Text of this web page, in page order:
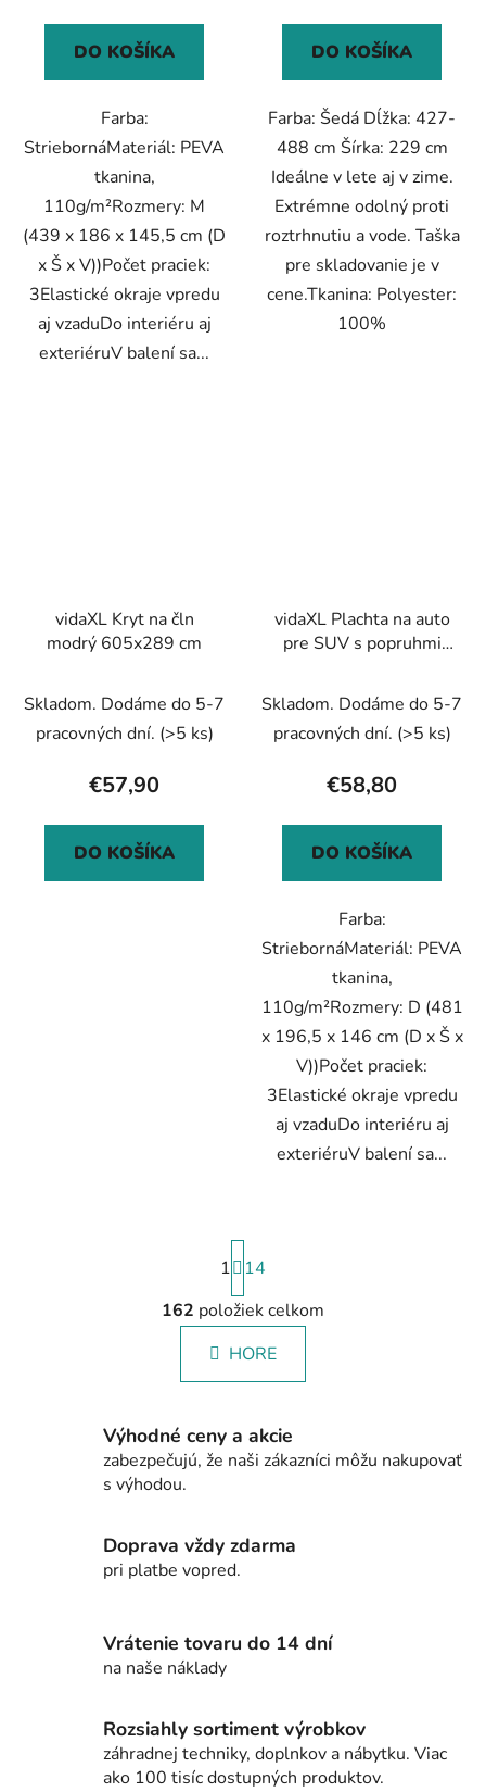
DO KOŠÍKA
Farba:
StriebornáMateriál: PEVA
tkanina,
110g/m²Rozmery: M
(439 x 186 x 145,5 cm (D
x Š x V))Počet praciek:
3Elastické okraje vpredu
aj vzaduDo interiéru aj
exteriéruV balení sa...
DO KOŠÍKA
Farba: Šedá Dĺžka: 427-
488 cm Šírka: 229 cm
Ideálne v lete aj v zime.
Extrémne odolný proti
roztrhnutiu a vode. Taška
pre skladovanie je v
cene.Tkanina: Polyester:
100%
vidaXL Kryt na čln
modrý 605x289 cm
Skladom. Dodáme do 5-7
pracovných dní. (>5 ks)
€57,90
DO KOŠÍKA
vidaXL Plachta na auto
pre SUV s popruhmi
Skladom. Dodáme do 5-7
pracovných dní. (>5 ks)
€58,80
DO KOŠÍKA
Farba:
StriebornáMateriál: PEVA
tkanina,
110g/m²Rozmery: D (481
x 196,5 x 146 cm (D x Š x
V))Počet praciek:
3Elastické okraje vpredu
aj vzaduDo interiéru aj
exteriéruV balení sa...
O
v
l
a
c
p
r
y
v
i
s
u
S
t
r
á
n
k
n
i
1
14
162 položiek celkom
HORE
Výhodné ceny a akcie
zabezpečujú, že naši zákazníci môžu nakupovať
s výhodou.
Doprava vždy zdarma
pri platbe vopred.
Vrátenie tovaru do 14 dní
na naše náklady
Rozsiahly sortiment výrobkov
záhradnej techniky, doplnkov a nábytku. Viac
ako 100 tisíc dostupných produktov.